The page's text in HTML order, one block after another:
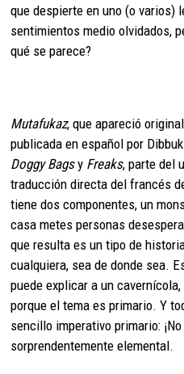
que despierte en uno (o varios)
sentimientos medio olvidados,
qué se parece?
Mutafukaz, que apareció
publicada en español por
Doggy Bagsy Freaks, parte del
traducción directa del francés
tiene dos componentes, un
casa metes personas
que resulta es un tipo de
cualquiera, sea de donde sea.
puede explicar a un
porque el tema es primario. Y
sencillo imperativo primario:
sorprendentemente elemental.